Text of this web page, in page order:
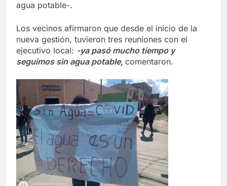
agua potable-.
Los vecinos afirmaron que desde el inicio de la
nueva gestión, tuvieron tres reuniones con el
ejecutivo local: -ya pasó mucho tiempo y
seguimos sin agua potable, comentaron.